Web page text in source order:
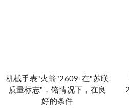
机械手表"火箭"2609-在"苏联
质量标志"，铬情况下，在良
好的条件